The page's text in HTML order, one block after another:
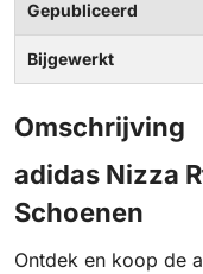
Gepubliceerd
Bijgewerkt
Omschrijving
adidas Nizza
Schoenen
Ontdek en koop de